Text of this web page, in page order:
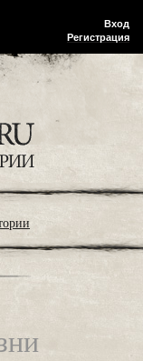
Вход
Регистрация